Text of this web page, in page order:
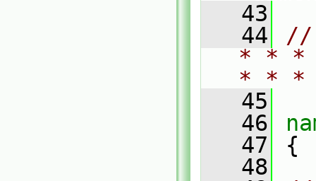
   43
   44
//
* * *
* *
   45
   46
   47
{
   48